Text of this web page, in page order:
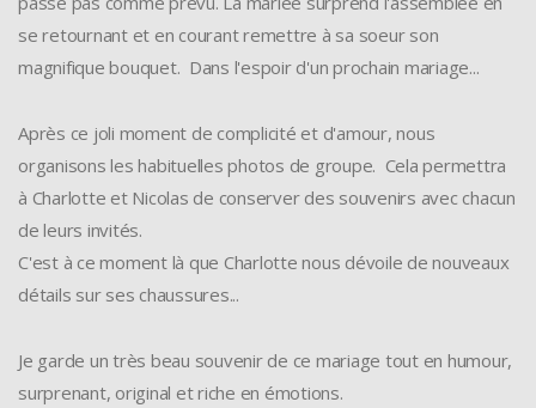
se retournant et en courant remettre à sa soeur son
magnifique bouquet. Dans l'espoir d'un prochain mariage...
Après ce joli moment de complicité et d'amour, nous
organisons les habituelles photos de groupe. Cela permettra
à Charlotte et Nicolas de conserver des souvenirs avec chacun
de leurs invités.
C'est à ce moment là que Charlotte nous dévoile de nouveaux
détails sur ses chaussures...
Je garde un très beau souvenir de ce mariage tout en humour,
surprenant, original et riche en émotions.